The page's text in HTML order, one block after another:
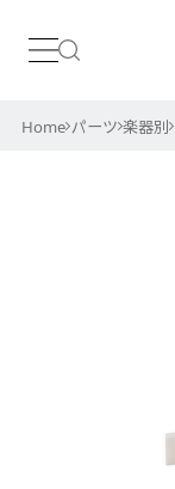
日本
Home パーツ 楽器別